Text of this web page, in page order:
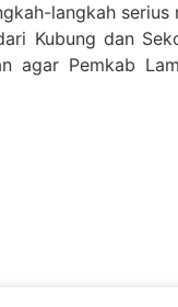
langkah
Kubung dan
agar Pemkab